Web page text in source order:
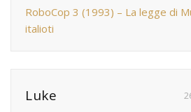
RoboCop 3 (1993) – La legge di
italioti
Luke